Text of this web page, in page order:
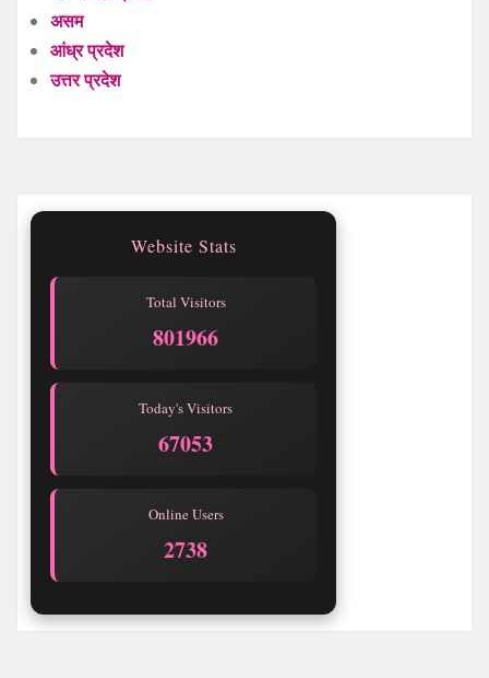
असम
आंध्र प्रदेश
उत्तर प्रदेश
Website Stats
Total Visitors
801967
Today's Visitors
67054
Online Users
2736